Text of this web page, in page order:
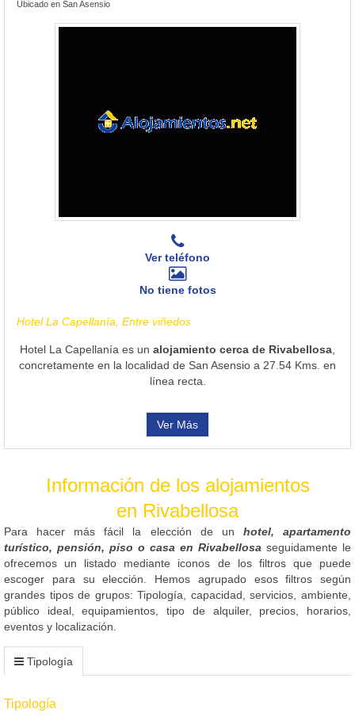
Ubicado en San Asensio
Ver teléfono
No tiene fotos
Hotel La Capellanía, Entre viñedos
Hotel La Capellanía es un alojamiento cerca de Rivabellosa
concretamente en la localidad de San Asensio a 27.54 Kms. en
línea recta.
Ver Más
Información de los alojamientos
en Rivabellosa
Para hacer más fácil la elección de un hotel, apartamento
turístico, pensión, piso o casa en Rivabellosa seguidamente le
ofrecemos un listado mediante iconos de los filtros que puede
escoger para su elección. Hemos agrupado esos filtros según
grandes tipos de grupos: Tipología, capacidad, servicios, ambiente,
público ideal, equipamientos, tipo de alquiler, precios, horarios,
eventos y localización.
Tipología
Tipología